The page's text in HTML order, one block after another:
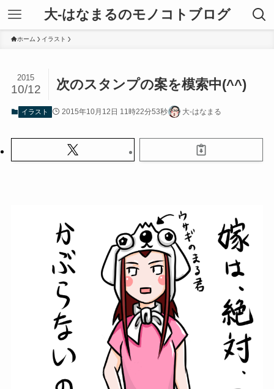
大-はなまるのモノコトブログ
ホーム イラスト
次のスタンプの案を模索中(^^)
2015
10/12
イラスト 2015年10月12日 11時22分53秒 大-はなまる